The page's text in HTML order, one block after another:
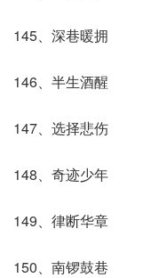
145、深巷暖拥
146、半生酒醒
147、选择悲伤
148、奇迹少年
149、律断华章
150、南锣鼓巷